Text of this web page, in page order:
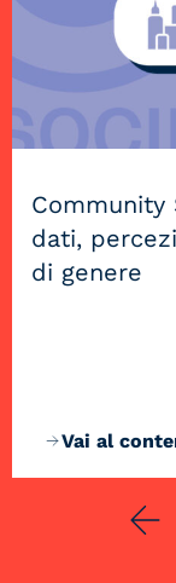
Community
dati,
di genere
Vai al